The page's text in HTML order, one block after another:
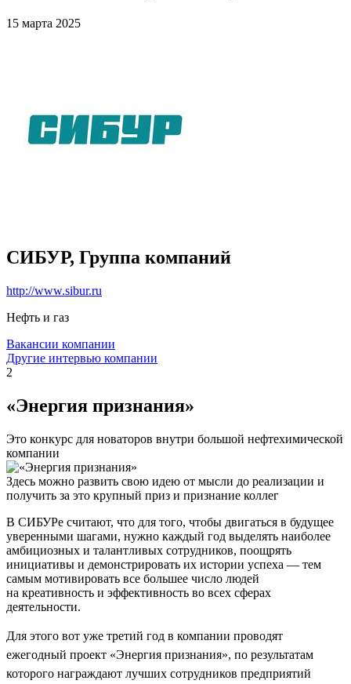
15 марта 2025
СИБУР, Группа компаний
http://www.sibur.ru
Нефть и газ
Вакансии компании
Другие интервью компании
2
«Энергия признания»
Это конкурс для новаторов внутри большой нефтехимической
компании
Здесь можно развить свою идею от мысли до реализации и
получить за это крупный приз и признание коллег
В СИБУРе считают, что для того, чтобы двигаться в будущее
уверенными шагами, нужно каждый год выделять наиболее
амбициозных и талантливых сотрудников, поощрять
инициативы и демонстрировать их истории успеха — тем
самым мотивировать все большее число людей
на креативность и эффективность во всех сферах
деятельности.
Для этого вот уже третий год в компании проводят
ежегодный проект «Энергия признания», по результатам
которого награждают лучших сотрудников предприятий